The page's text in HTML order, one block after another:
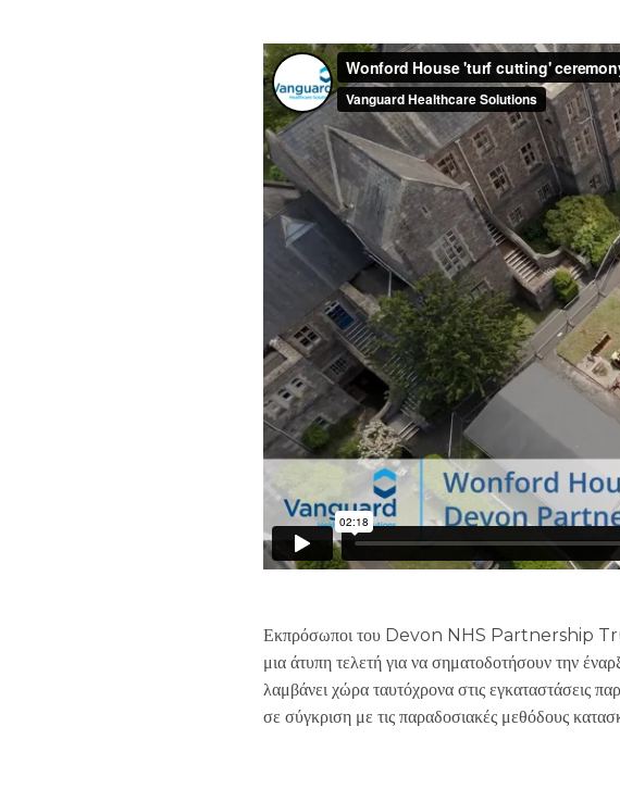
Εκπρόσωποι του Devon NHS Partnership
μια άτυπη τελετή για να σηματοδοτήσουν την
λαμβάνει χώρα ταυτόχρονα στις εγκαταστάσεις
σε σύγκριση με τις παραδοσιακές μεθόδους